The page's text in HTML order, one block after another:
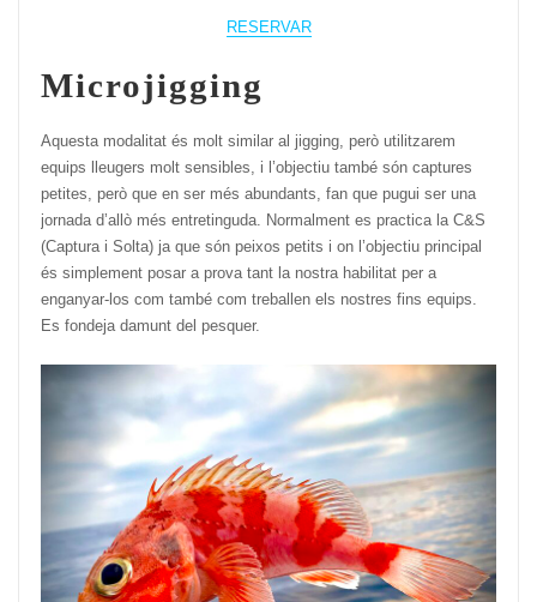
RESERVAR
Microjigging
Aquesta modalitat és molt similar al jigging, però utilitzarem
equips lleugers molt sensibles, i l’objectiu també són captures
petites, però que en ser més abundants, fan que pugui ser una
jornada d’allò més entretinguda. Normalment es practica la C&S
(Captura i Solta) ja que són peixos petits i on l’objectiu principal
és simplement posar a prova tant la nostra habilitat per a
enganyar-los com també com treballen els nostres fins equips.
Es fondeja damunt del pesquer.